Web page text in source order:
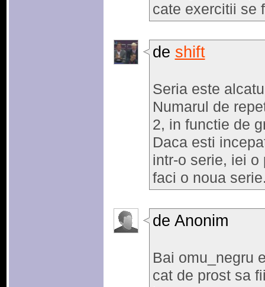
cate exercitii se
de shift
Seria este
Numarul de
2, in functie de
Daca esti
intr-o serie, iei o
faci o noua
de Anonim
Bai omu_negru
cat de prost sa